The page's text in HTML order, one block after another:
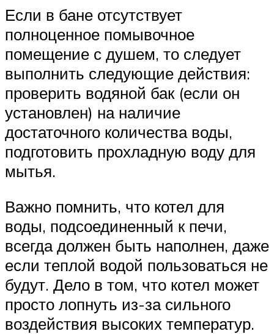
Если в бане отсутствует
полноценное помывочное
помещение с душем, то следует
выполнить следующие действия:
проверить водяной бак (если он
установлен) на наличие
достаточного количества воды,
подготовить прохладную воду для
мытья.
Важно помнить, что котел для
воды, подсоединенный к печи,
всегда должен быть наполнен, даже
если теплой водой пользоваться не
будут. Дело в том, что котел может
просто лопнуть из-за сильного
воздействия высоких температур.